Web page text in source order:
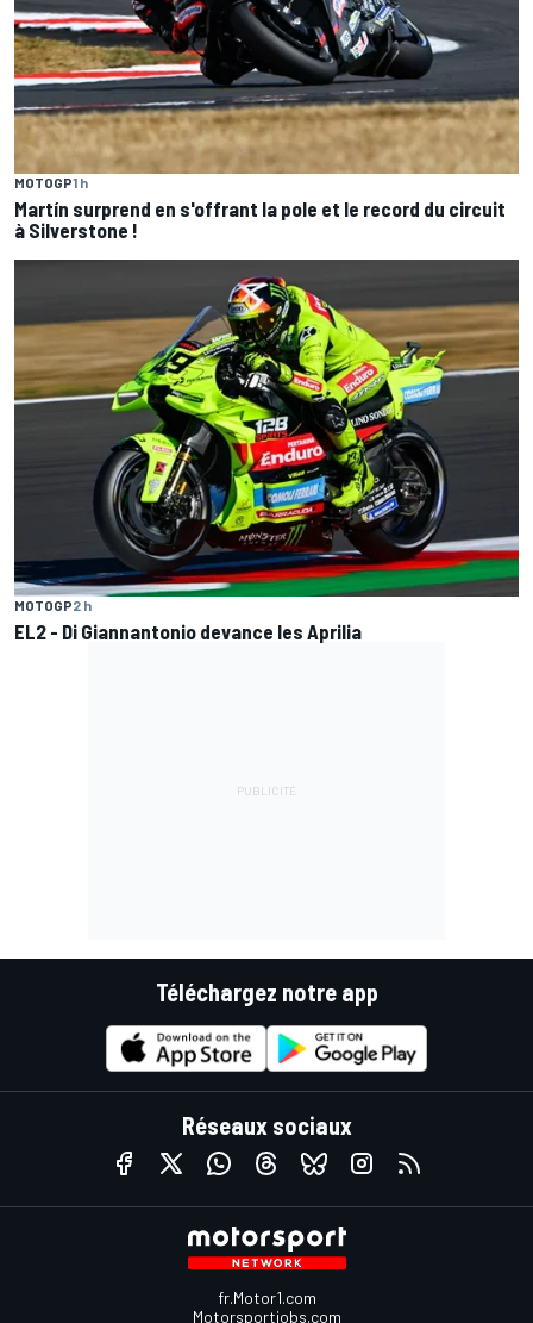
MOTOGP1 h
Martín surprend en s'offrant la pole et le record du circuit
à Silverstone !
MOTOGP2 h
EL2 - Di Giannantonio devance les Aprilia
Téléchargez notre app
Réseaux sociaux
fr.Motor1.com
Motorsportjobs.com